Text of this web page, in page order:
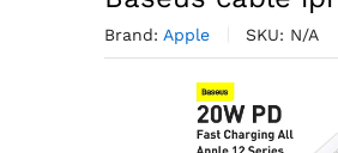
Brand: Apple SKU: N/A